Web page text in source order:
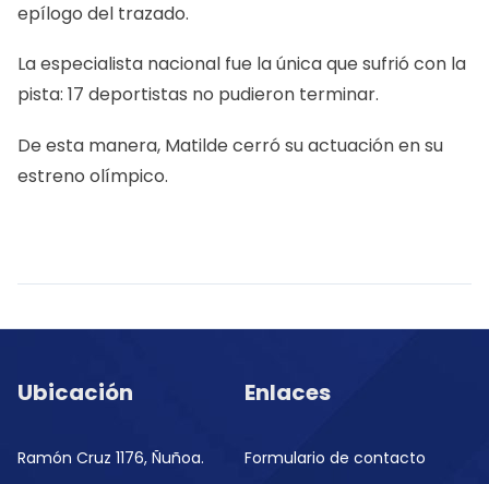
epílogo del trazado.
La especialista nacional fue la única que sufrió con la
pista: 17 deportistas no pudieron terminar.
De esta manera, Matilde cerró su actuación en su
estreno olímpico.
Ubicación
Ramón Cruz 1176, Ñuñoa.
Enlaces
Formulario de contacto